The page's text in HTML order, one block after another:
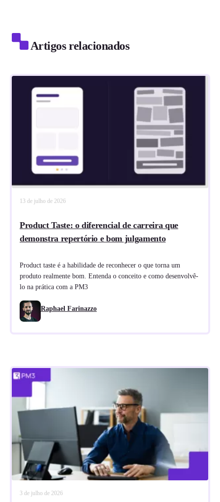
Artigos relacionados
13 de julho de 2026
Product Taste: o diferencial de carreira que
demonstra repertório e bom julgamento
Product taste é a habilidade de reconhecer o que torna um
produto realmente bom. Entenda o conceito e como desenvolvê-
lo na prática com a PM3
Raphael Farinazzo
3 de julho de 2026